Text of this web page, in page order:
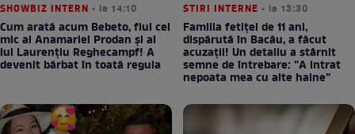
SHOWBIZ INTERN • la 14:10
Cum arată acum Bebeto, fiul cel
mic al Anamariei Prodan și al
lui Laurențiu Reghecampf! A
devenit bărbat în toată regula
STIRI INTERNE • la 13:30
Familia fetiței de 11 ani,
dispărută în Bacău, a făcut
acuzații! Un detaliu a stârnit
semne de întrebare: ”A intrat
nepoata mea cu alte haine”